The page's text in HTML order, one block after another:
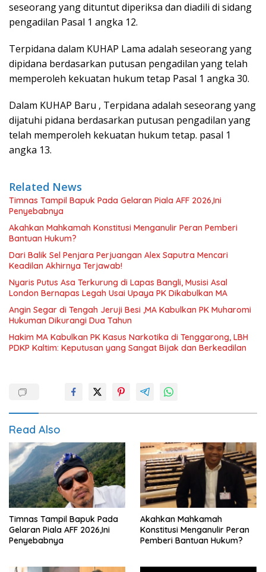
seseorang yang dituntut diperiksa dan diadili di sidang
pengadilan Pasal 1 angka 12.
Terpidana dalam KUHAP Lama adalah seseorang yang
dipidana berdasarkan putusan pengadilan yang telah
memperoleh kekuatan hukum tetap Pasal 1 angka 30.
Dalam KUHAP Baru , Terpidana adalah seseorang yang
dijatuhi pidana berdasarkan putusan pengadilan yang
telah memperoleh kekuatan hukum tetap. pasal 1
angka 13.
Related News
Timnas Tampil Bapuk Pada Gelaran Piala AFF 2026,Ini
Penyebabnya
Akahkan Mahkamah Konstitusi Menganulir Peran Pemberi
Bantuan Hukum?
Dari Balik Sel Penjara Perjuangan Alex Saputra Mencari
Keadilan Akhirnya Terjawab!
Nyaris Putus Asa Terkurung di Lapas Bangli, Musisi Asal
London Bernapas Legah Usai Upaya PK Dikabulkan MA
Angin Segar di Tengah Jeruji Besi ,MA Kabulkan PK Muharomi
Hukuman Dikurangi Dua Tahun
Hakim MA Kabulkan PK Kasus Narkotika di Tenggarong, LBH
PDKP Kaltim: Keputusan yang Sangat Bijak dan Berkeadilan
Read Also
Timnas Tampil Bapuk Pada
Gelaran Piala AFF 2026,Ini
Penyebabnya
Akahkan Mahkamah
Konstitusi Menganulir Peran
Pemberi Bantuan Hukum?